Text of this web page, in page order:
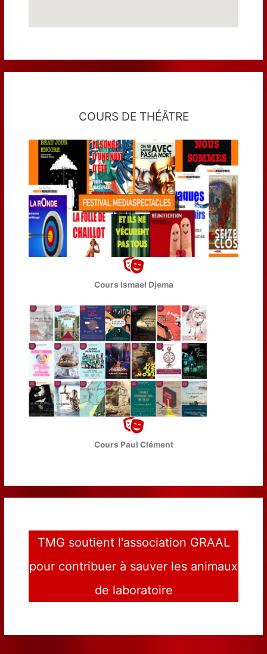
COURS DE THÉÂTRE
Cours Ismael Djema
Cours Paul Clément
TMG soutient l'association GRAAL
pour contribuer à sauver les animaux
de laboratoire